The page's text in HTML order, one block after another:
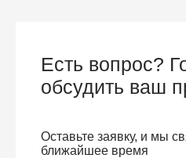
Есть вопрос?
обсудить ваш
Оставьте заявку, и мы
ближайшее время